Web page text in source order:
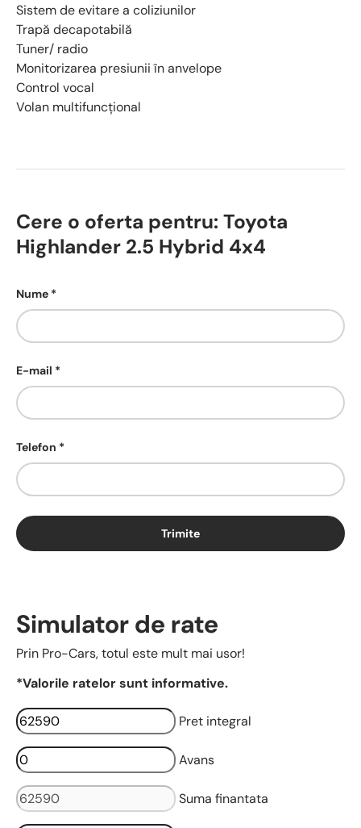
Sistem de evitare a coliziunilor
Trapă decapotabilă
Tuner/ radio
Monitorizarea presiunii în anvelope
Control vocal
Volan multifuncţional
Cere o oferta pentru: Toyota
Highlander 2.5 Hybrid 4x4
Nume
E-mail
Telefon
Trimite
Simulator de rate
Prin Pro-Cars, totul este mult mai usor!
*Valorile ratelor sunt informative.
Pret integral
Avans
Suma finantata